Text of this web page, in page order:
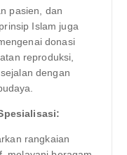
pasien, dan
Islam juga
donasi
reproduksi,
dengan
rangkaian